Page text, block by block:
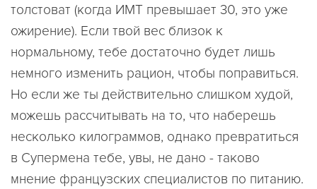
толстоват (когда ИМТ превышает 30, это уже
ожирение). Если твой вес близок к
нормальному, тебе достаточно будет лишь
немного изменить рацион, чтобы поправиться.
Но если же ты действительно слишком худой,
можешь рассчитывать на то, что наберешь
несколько килограммов, однако превратиться
в Супермена тебе, увы, не дано - таково
мнение французских специалистов по питанию.